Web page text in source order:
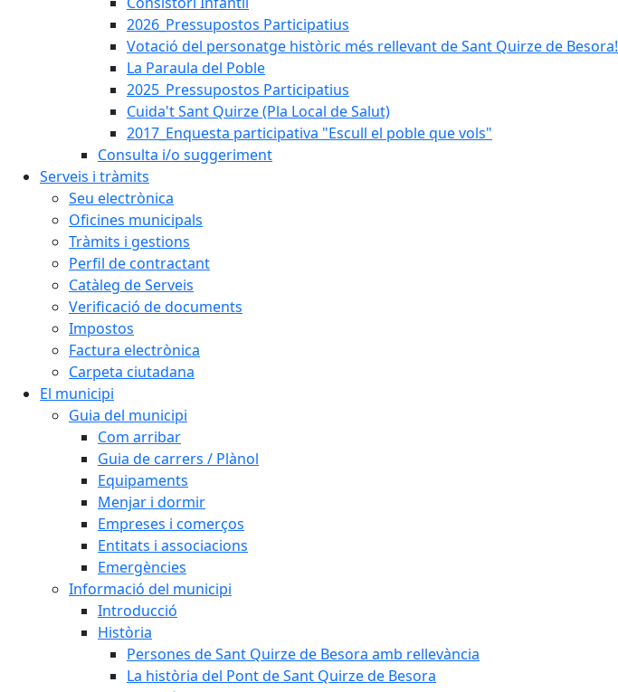
2026_Pressupostos Participatius
Votació del personatge històric més rellevant de Sant Quirze de Besora!
La Paraula del Poble
2025_Pressupostos Participatius
Cuida't Sant Quirze (Pla Local de Salut)
2017_Enquesta participativa "Escull el poble que vols"
Consulta i/o suggeriment
Serveis i tràmits
Seu electrònica
Oficines municipals
Tràmits i gestions
Perfil de contractant
Catàleg de Serveis
Verificació de documents
Impostos
Factura electrònica
Carpeta ciutadana
El municipi
Guia del municipi
Com arribar
Guia de carrers / Plànol
Equipaments
Menjar i dormir
Empreses i comerços
Entitats i associacions
Emergències
Informació del municipi
Introducció
Història
Persones de Sant Quirze de Besora amb rellevància
La història del Pont de Sant Quirze de Besora